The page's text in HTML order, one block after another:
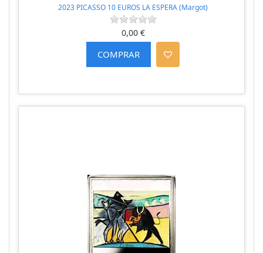
2023 PICASSO 10 EUROS LA ESPERA (Margot)
0,00 €